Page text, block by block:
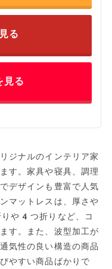
る
見る
ジナルのインテリア家
す。家具や寝具、調理
デザインも豊富で人気
マットレスは、厚さや
や4つ折りなど、コ
す。また、波型加工が
気性の良い構造の商品
やすい商品ばかりで